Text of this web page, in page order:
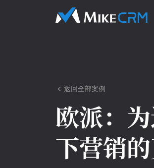
 返回全部案例
欧派：
下营销